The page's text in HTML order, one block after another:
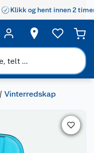
Klikk og hent innen 2
Vinterredskap